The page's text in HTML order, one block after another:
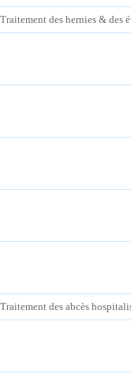
Traitement des hernies &
Traitement des abcès